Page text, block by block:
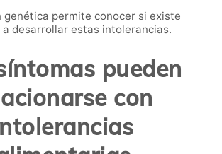
genética permite conocer si existe
desarrollar estas intolerancias.
pueden
con